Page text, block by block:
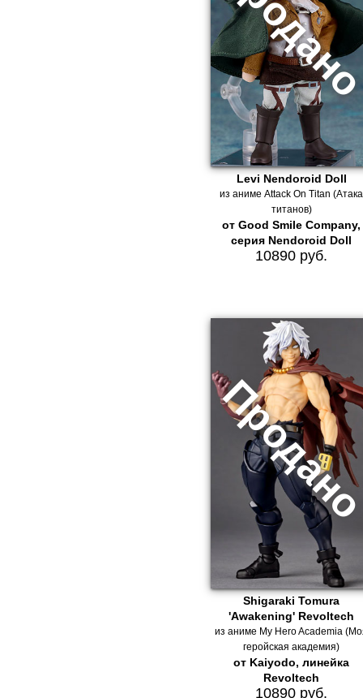
Levi Nendoroid Doll
из аниме Attack On Titan (Атака
титанов)
от Good Smile Company,
серия Nendoroid Doll
10890 руб.
Shigaraki Tomura
'Awakening' Revoltech
из аниме My Hero Academia
геройская академия)
от Kaiyodo, линейка
Revoltech
10890 руб.